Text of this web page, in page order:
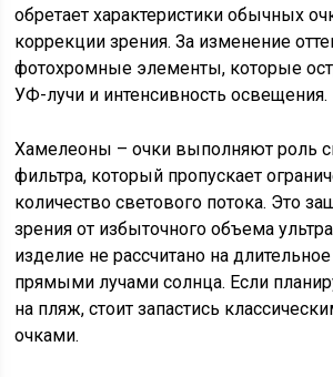
обретает характеристики обычных
коррекции зрения. За изменение
фотохромные элементы, которые
УФ-лучи и интенсивность освещения.
Хамелеоны – очки выполняют роль
фильтра, который пропускает
количество светового потока. Это
зрения от избыточного объема
изделие не рассчитано на
прямыми лучами солнца. Если
на пляж, стоит запастись
очками.